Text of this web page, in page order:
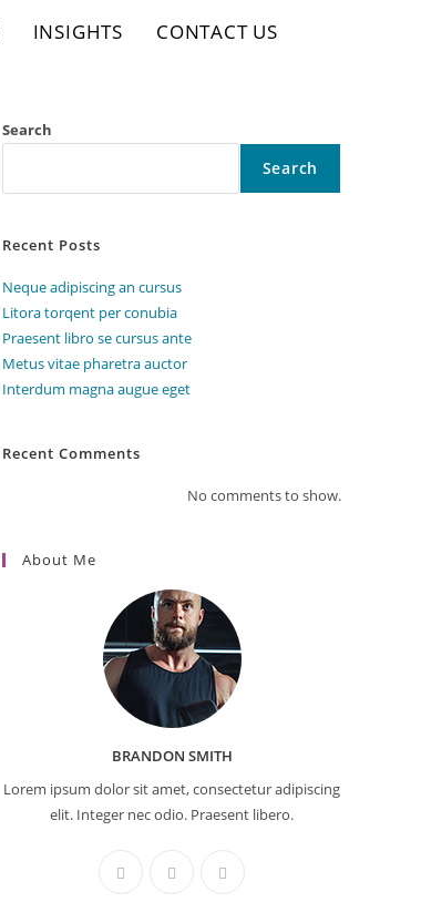
INSIGHTS CONTACT US
Search
Search
Recent Posts
Neque adipiscing an cursus
Litora torqent per conubia
Praesent libro se cursus ante
Metus vitae pharetra auctor
Interdum magna augue eget
Recent Comments
No comments to show.
About Me
BRANDON SMITH
Lorem ipsum dolor sit amet, consectetur adipiscing
elit. Integer nec odio. Praesent libero.